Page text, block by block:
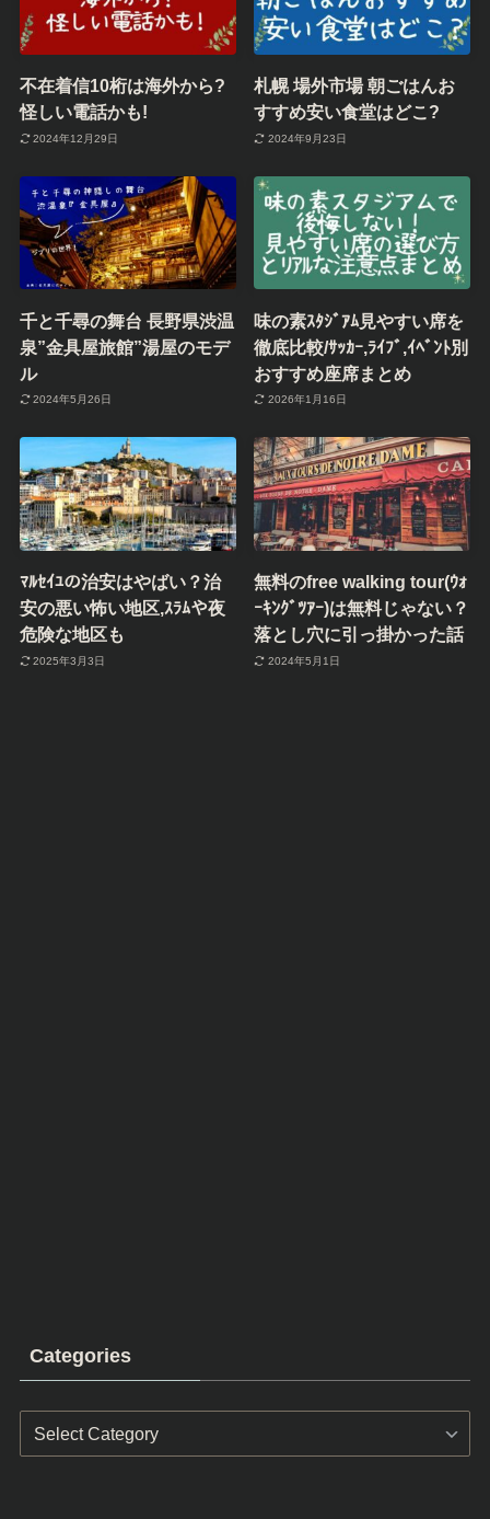
不在着信10桁は海外から?
怪しい電話かも!
2024年12月29日
札幌 場外市場 朝ごはんお
すすめ安い食堂はどこ?
2024年9月23日
千と千尋の舞台 長野県渋温
泉”金具屋旅館”湯屋のモデ
ル
2024年5月26日
味の素ｽﾀｼﾞｱﾑ見やすい席を
徹底比較/ｻｯｶｰ,ﾗｲﾌﾞ,ｲﾍﾞﾝﾄ別
おすすめ座席まとめ
2026年1月16日
ﾏﾙｾｲﾕの治安はやばい？治
安の悪い怖い地区,ｽﾗﾑや夜
危険な地区も
2025年3月3日
無料のfree walking tour(ｳｫ
ｰｷﾝｸﾞﾂｱｰ)は無料じゃない？
落とし穴に引っ掛かった話
2024年5月1日
Categories